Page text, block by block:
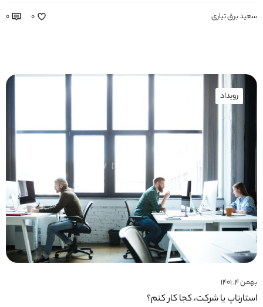
سعید برق تیاری ۰ ۰
رویداد
بهمن ۴, ۱۴۰۱
استارتاپ یا شرکت، کجا کار کنم؟